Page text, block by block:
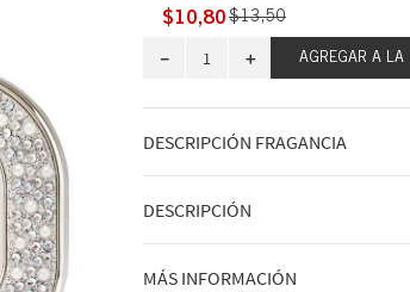
$10,80$13,50
＋
－ AGREGAR A LA
DESCRIPCIÓN FRAGANCIA
DESCRIPCIÓN
MÁS INFORMACIÓN